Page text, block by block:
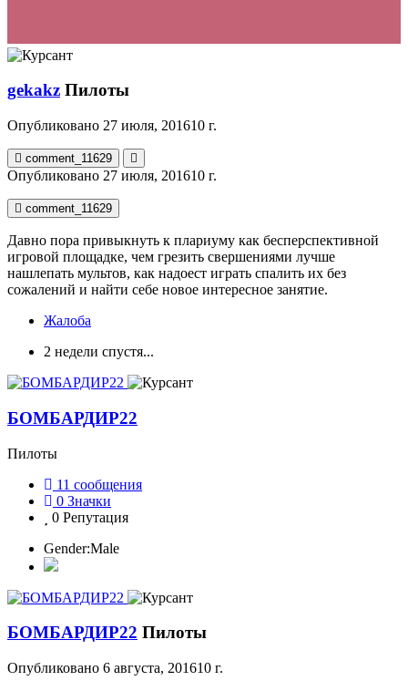
gekakz Пилоты
Опубликовано 27 июля, 201610 г.
comment_11629
Опубликовано 27 июля, 201610 г.
comment_11629
Давно пора привыкнуть к плариуму как бесперспективной
игровой площадке, чем грезить свершениями лучше
нашлепать мультов, как надоест играть спалить их без
сожалений и найти себе новое интересное занятие.
Жалоба
2 недели спустя...
БОМБАРДИР22
Пилоты
11 сообщения
0 Значки
0 Репутация
Gender:Male
БОМБАРДИР22 Пилоты
Опубликовано 6 августа, 201610 г.